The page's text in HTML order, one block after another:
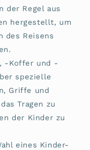
der Regel aus
hergestellt, um
des Reisens
-Koffer und -
spezielle
Griffe und
Tragen zu
der Kinder zu
eines Kinder-